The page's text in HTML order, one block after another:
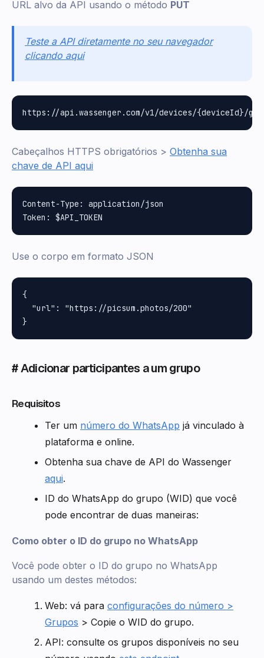
URL alvo da API usando o método PUT
Teste a API diretamente no seu navegador
clicando aqui
Cabeçalhos HTTPS obrigatórios > Obtenha sua
chave de API aqui
Content-Type: application/json
Use o corpo em formato JSON
{
  "url": "https://picsum.photos/200"
# Adicionar participantes a um grupo
Requisitos
Ter um número do WhatsApp já vinculado à
plataforma e online.
Obtenha sua chave de API do Wassenger
aqui.
ID do WhatsApp do grupo (WID) que você
pode encontrar de duas maneiras:
Como obter o ID do grupo no WhatsApp
Você pode obter o ID do grupo no WhatsApp
usando um destes métodos:
Web: vá para configurações do número >
Grupos > Copie o WID do grupo.
API: consulte os grupos disponíveis no seu